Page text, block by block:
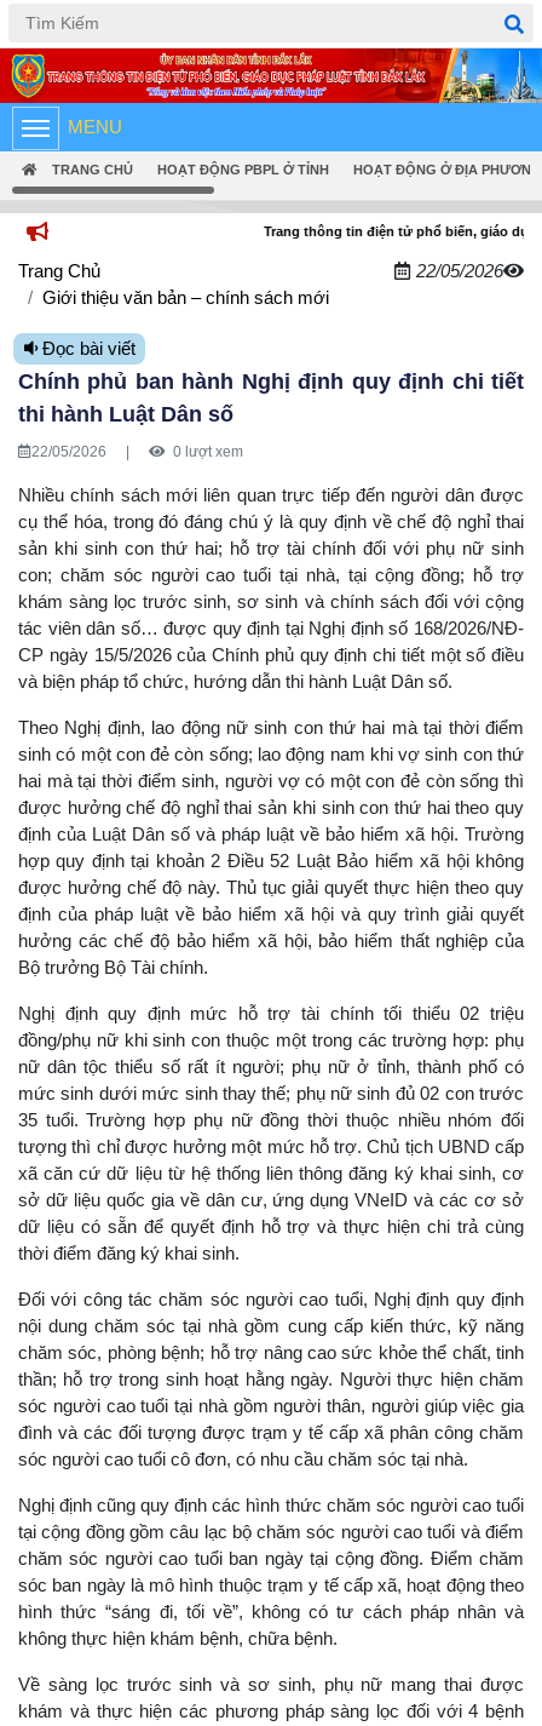
Tiếng Việt English
MENU
TRANG CHỦ HOẠT ĐỘNG PBPL Ở TỈNH HOẠT ĐỘNG Ở ĐỊA PHƯƠNG
Trang thông tin điện tử phổ biến, giáo dục pháp luật tỉnh
Trang Chủ
Giới thiệu văn bản – chính sách mới
22/05/2026
Đọc bài viết
Chính phủ ban hành Nghị định quy định chi tiết
thi hành Luật Dân số
22/05/2026 0 lượt xem
Nhiều chính sách mới liên quan trực tiếp đến người dân được
cụ thể hóa, trong đó đáng chú ý là quy định về chế độ nghỉ thai
sản khi sinh con thứ hai; hỗ trợ tài chính đối với phụ nữ sinh
con; chăm sóc người cao tuổi tại nhà, tại cộng đồng; hỗ trợ
khám sàng lọc trước sinh, sơ sinh và chính sách đối với cộng
tác viên dân số… được quy định tại Nghị định số 168/2026/NĐ-
CP ngày 15/5/2026 của Chính phủ quy định chi tiết một số điều
và biện pháp tổ chức, hướng dẫn thi hành Luật Dân số.
Theo Nghị định, lao động nữ sinh con thứ hai mà tại thời điểm
sinh có một con đẻ còn sống; lao động nam khi vợ sinh con thứ
hai mà tại thời điểm sinh, người vợ có một con đẻ còn sống thì
được hưởng chế độ nghỉ thai sản khi sinh con thứ hai theo quy
định của Luật Dân số và pháp luật về bảo hiểm xã hội. Trường
hợp quy định tại khoản 2 Điều 52 Luật Bảo hiểm xã hội không
được hưởng chế độ này. Thủ tục giải quyết thực hiện theo quy
định của pháp luật về bảo hiểm xã hội và quy trình giải quyết
hưởng các chế độ bảo hiểm xã hội, bảo hiểm thất nghiệp của
Bộ trưởng Bộ Tài chính.
Nghị định quy định mức hỗ trợ tài chính tối thiểu 02 triệu
đồng/phụ nữ khi sinh con thuộc một trong các trường hợp: phụ
nữ dân tộc thiểu số rất ít người; phụ nữ ở tỉnh, thành phố có
mức sinh dưới mức sinh thay thế; phụ nữ sinh đủ 02 con trước
35 tuổi. Trường hợp phụ nữ đồng thời thuộc nhiều nhóm đối
tượng thì chỉ được hưởng một mức hỗ trợ. Chủ tịch UBND cấp
xã căn cứ dữ liệu từ hệ thống liên thông đăng ký khai sinh, cơ
sở dữ liệu quốc gia về dân cư, ứng dụng VNeID và các cơ sở
dữ liệu có sẵn để quyết định hỗ trợ và thực hiện chi trả cùng
thời điểm đăng ký khai sinh.
Đối với công tác chăm sóc người cao tuổi, Nghị định quy định
nội dung chăm sóc tại nhà gồm cung cấp kiến thức, kỹ năng
chăm sóc, phòng bệnh; hỗ trợ nâng cao sức khỏe thể chất, tinh
thần; hỗ trợ trong sinh hoạt hằng ngày. Người thực hiện chăm
sóc người cao tuổi tại nhà gồm người thân, người giúp việc gia
đình và các đối tượng được trạm y tế cấp xã phân công chăm
sóc người cao tuổi cô đơn, có nhu cầu chăm sóc tại nhà.
Nghị định cũng quy định các hình thức chăm sóc người cao tuổi
tại cộng đồng gồm câu lạc bộ chăm sóc người cao tuổi và điểm
chăm sóc người cao tuổi ban ngày tại cộng đồng. Điểm chăm
sóc ban ngày là mô hình thuộc trạm y tế cấp xã, hoạt động theo
hình thức “sáng đi, tối về”, không có tư cách pháp nhân và
không thực hiện khám bệnh, chữa bệnh.
Về sàng lọc trước sinh và sơ sinh, phụ nữ mang thai được
khám và thực hiện các phương pháp sàng lọc đối với 4 bệnh